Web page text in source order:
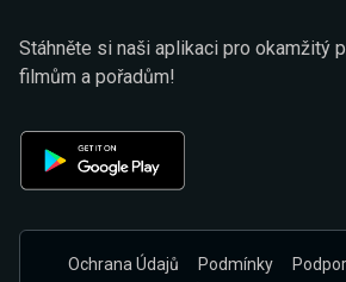
Stáhněte si naši aplikaci pro okamžitý
filmům a pořadům!
Ochrana Údajů Podmínky